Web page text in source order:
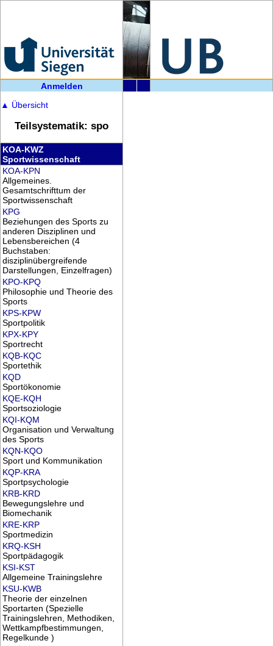
Anmelden
▲ Übersicht
Teilsystematik: spo
KOA-KWZ
Sportwissenschaft
KOA-KPN
Allgemeines.
Gesamtschrifttum der
Sportwissenschaft
KPG
Beziehungen des Sports zu
anderen Disziplinen und
Lebensbereichen (4
Buchstaben:
disziplinübergreifende
Darstellungen, Einzelfragen)
KPO-KPQ
Philosophie und Theorie des
Sports
KPS-KPW
Sportpolitik
KPX-KPY
Sportrecht
KQB-KQC
Sportethik
KQD
Sportökonomie
KQE-KQH
Sportsoziologie
KQI-KQM
Organisation und Verwaltung
des Sports
KQN-KQO
Sport und Kommunikation
KQP-KRA
Sportpsychologie
KRB-KRD
Bewegungslehre und
Biomechanik
KRE-KRP
Sportmedizin
KRQ-KSH
Sportpädagogik
KSI-KST
Allgemeine Trainingslehre
KSU-KWB
Theorie der einzelnen
Sportarten (Spezielle
Trainingslehren, Methodiken,
Wettkampfbestimmungen,
Regelkunde )